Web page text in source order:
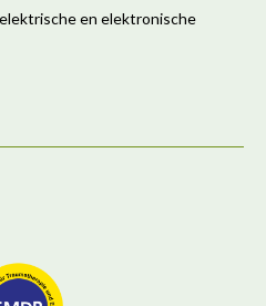
en elektronische